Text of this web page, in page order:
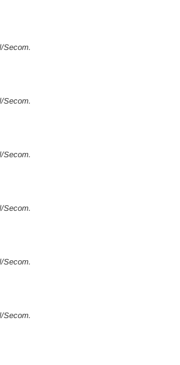
Secom.
Secom.
Secom.
Secom.
Secom.
Secom.